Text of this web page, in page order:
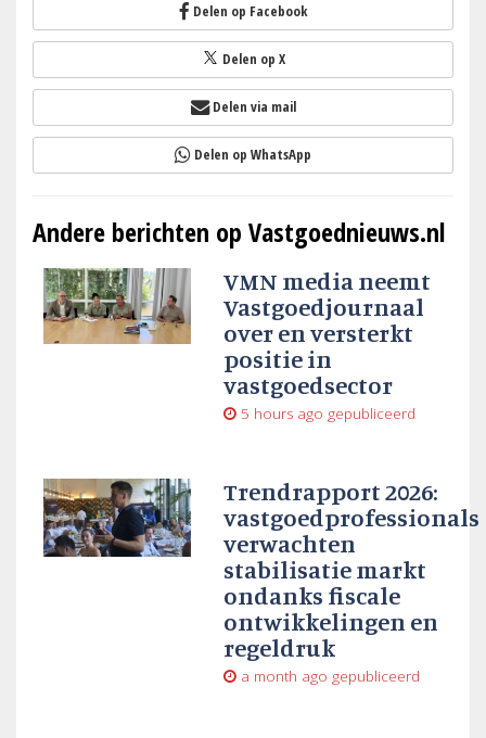
Delen op Facebook
Delen op X
Delen via mail
Delen op WhatsApp
Andere berichten op Vastgoednieuws.nl
VMN media neemt
Vastgoedjournaal
over en versterkt
positie in
vastgoedsector
5 hours ago gepubliceerd
Trendrapport 2026:
vastgoedprofessionals
verwachten
stabilisatie markt
ondanks fiscale
ontwikkelingen en
regeldruk
a month ago gepubliceerd